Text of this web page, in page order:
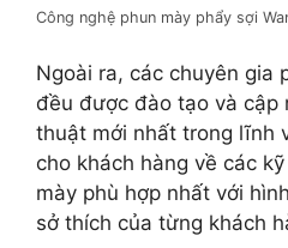
Công nghệ phun mày phẩy sợi
Ngoài ra, các chuyên gia
đều được đào tạo và cập
thuật mới nhất trong lĩnh
cho khách hàng về các
mày phù hợp nhất với
sở thích của từng khách